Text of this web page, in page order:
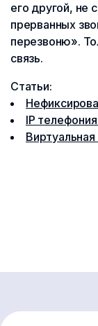
его другой, не
прерванных
перезвоню».
связь.
Статьи:
IP